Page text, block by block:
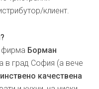
клиент.
фирма Борман
в град София (а вече
качествена